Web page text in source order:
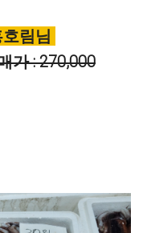
림님
가 : 270,000